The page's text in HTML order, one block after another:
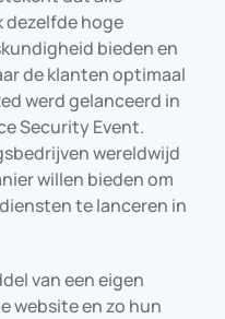
dezelfdehoge
biedenen
de klanten optimaal
werd gelanceerd in
Security Event.
wereldwijd
willen biedenom
te lanceren in
van een eigen
website en zo hun